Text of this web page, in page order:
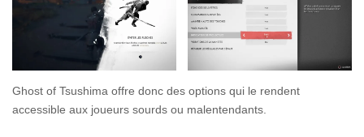
Ghost of Tsushima offre donc des options qui le rendent
accessible aux joueurs sourds ou malentendants.